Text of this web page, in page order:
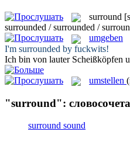
surround
surrounded / surrounded /
umgeben
I'm surrounded by fuckwits!
Ich bin von lauter Scheißköpfen
umstellen
"surround":
surround sound